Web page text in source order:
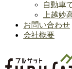
自動車
上越妙
お問い合わせ
会社概要